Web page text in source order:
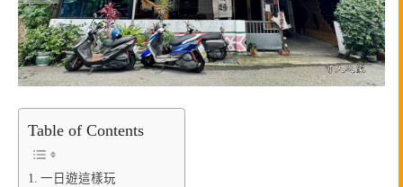
Table of Contents
一日遊這樣玩